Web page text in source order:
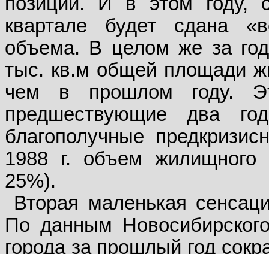
квартале будет сдана
объема. В целом же за
тыс. кв.м общей площади
чем в прошлом году.
предшествующие два
благополучные
1988 г. объем жилищного
25%).
Вторая маленькая
По данным
города за прошлый год